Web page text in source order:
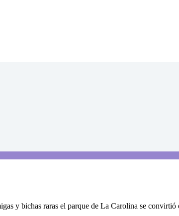
y bichas raras el parque de La Carolina se convirtió